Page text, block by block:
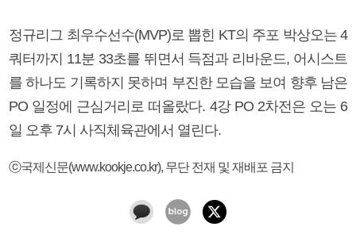
정규리그 최우수선수(MVP)로 뽑힌 KT의 주포 박상오는 4
쿼터까지 11분 33초를 뛰면서 득점과 리바운드, 어시스트
를 하나도 기록하지 못하며 부진한 모습을 보여 향후 남은
PO 일정에 근심거리로 떠올랐다. 4강 PO 2차전은 오는 6
일 오후 7시 사직체육관에서 열린다.
ⓒ국제신문(www.kookje.co.kr), 무단 전재 및 재배포 금지